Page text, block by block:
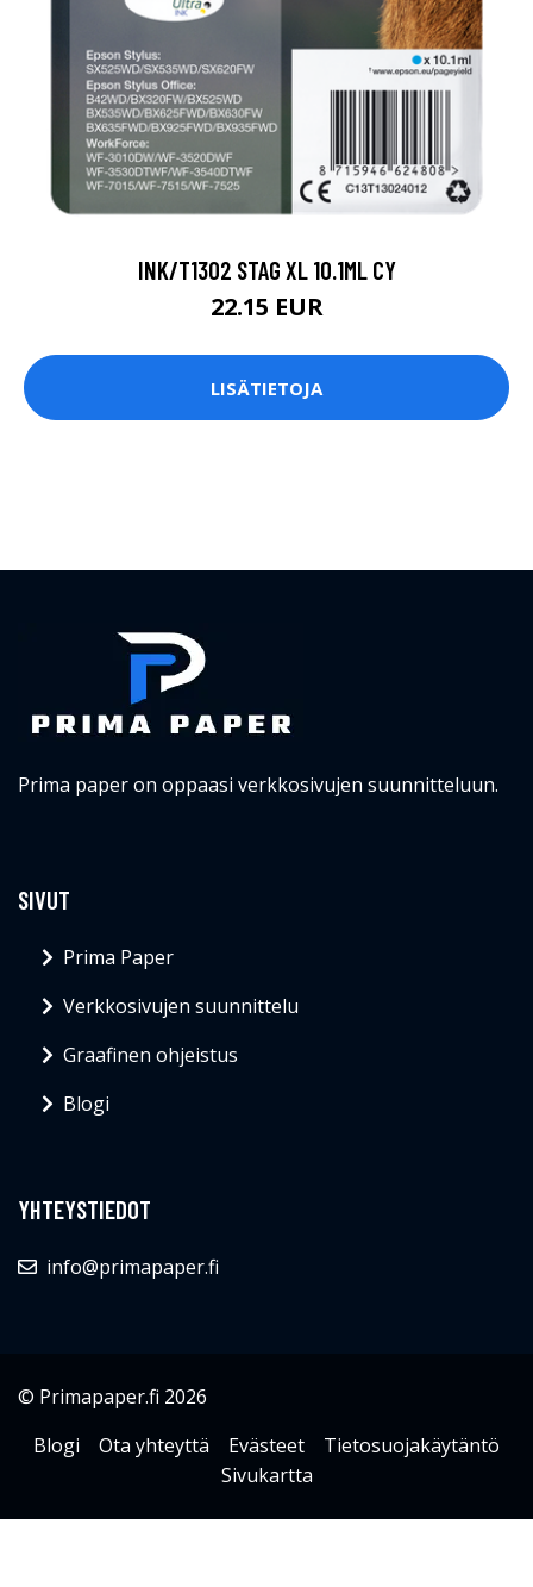
INK/T1302 STAG XL 10.1ML CY
22.15 EUR
LISÄTIETOJA
Prima paper on oppaasi verkkosivujen suunnitteluun.
SIVUT
Prima Paper
Verkkosivujen suunnittelu
Graafinen ohjeistus
Blogi
YHTEYSTIEDOT
info@primapaper.fi
© Primapaper.fi 2026
Blogi
Ota yhteyttä Evästeet
Tietosuojakäytäntö
Sivukartta